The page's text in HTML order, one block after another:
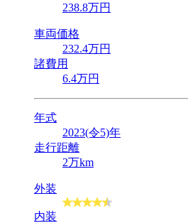
238.8万円
車両価格
232.4万円
諸費用
6.4万円
年式
2023(令5)年
走行距離
2万km
外装
内装